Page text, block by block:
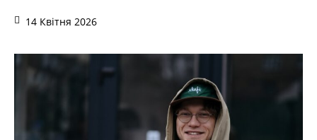
14 Квітня 2026